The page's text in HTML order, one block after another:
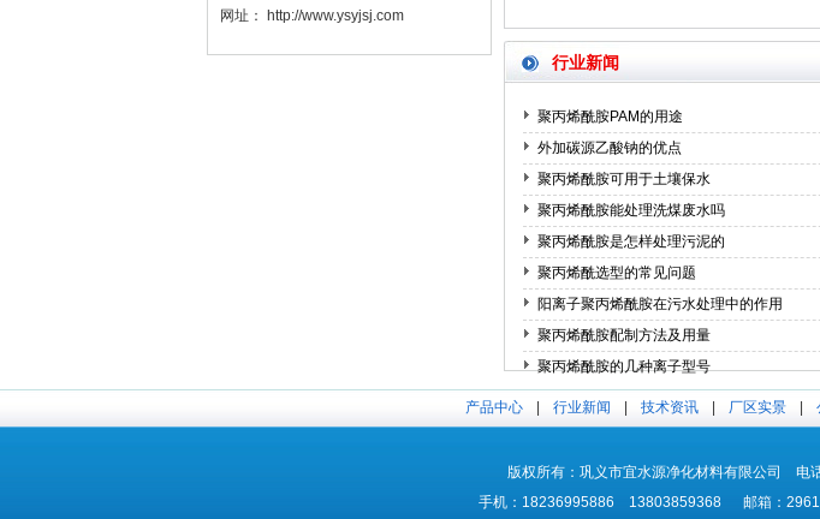
网址：
http://www.ysyjsj.com
行业新闻
聚丙烯酰胺PAM的用途
外加碳源乙酸钠的优点
聚丙烯酰胺可用于土壤保水
聚丙烯酰胺能处理洗煤废水吗
聚丙烯酰胺是怎样处理污泥的
聚丙烯酰选型的常见问题
阳离子聚丙烯酰胺在污水处理中的作用
聚丙烯酰胺配制方法及用量
聚丙烯酰胺的几种离子型号
聚丙烯酰胺溶液的粘度下降的原因
产品中心 行业新闻 技术资讯 厂区实景
版权所有：巩义市宜水源净化材料有限公司
手机：18236995886 13803859368 邮箱：